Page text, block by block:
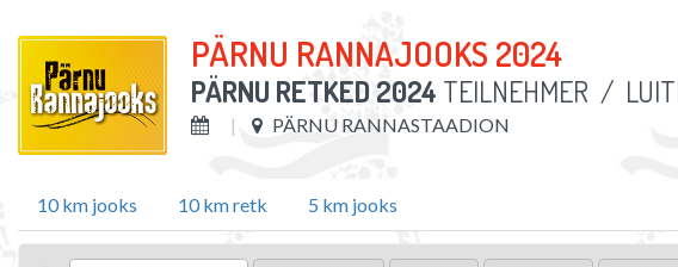
PÄRNU RANNAJOOKS 2024
PÄRNU RETKED 2024 TEILNEHMER /
PÄRNU RANNASTAADION
10 km jooks 10 km retk 5 km jooks